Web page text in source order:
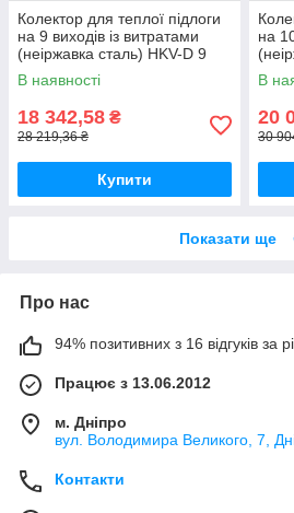
Колектор для теплої підлоги
на 9 виходів із витратами
(неіржавка сталь) HKV-D 9
REHAU
В наявності
18 342,58 ₴
28 219,36 ₴
Купити
на
В
20
30
Показати ще
Про нас
94% позитивних з 16 відгуків за
Працює з 13.06.2012
м. Дніпро
вул. Володимира Великого, 7,
Контакти